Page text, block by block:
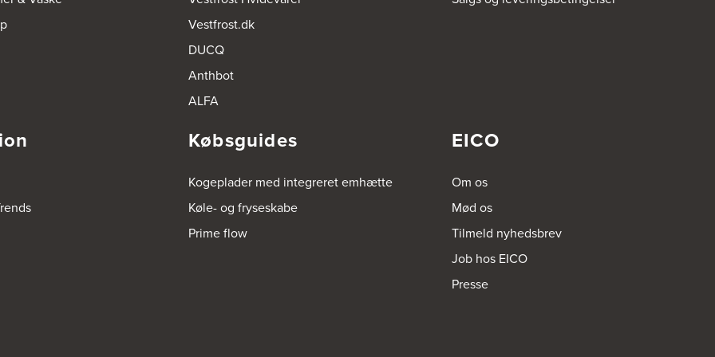
Vestfrost.dk
DUCQ
Anthbot
ALFA
Købsguides
Kogeplader med integreret emhætte
Køle- og fryseskabe
Prime flow
EICO
Om os
Mød os
Tilmeld nyhedsbrev
Job hos EICO
Presse